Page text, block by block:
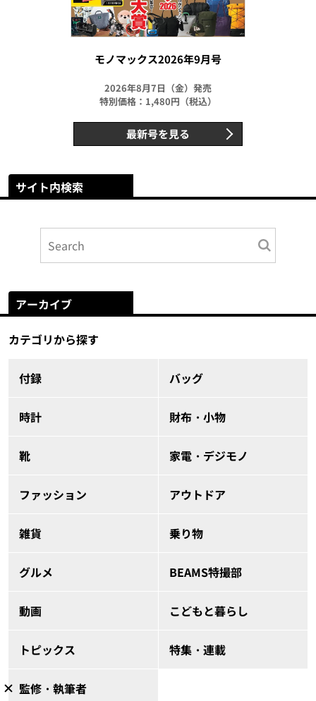
モノマックス2026年9月号
2026年8月7日（金）発売
特別価格：1,480円（税込）
最新号を見る
サイト内検索
アーカイブ
カテゴリから探す
付録 バッグ
時計 財布・小物
靴 家電・デジモノ
ファッション アウトドア
雑貨 乗り物
グルメ BEAMS特撮部
動画 こどもと暮らし
トピックス 特集・連載
監修・執筆者